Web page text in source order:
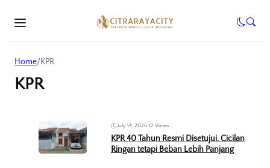
Home/KPR
KPR
July 14, 2026•12 Views
KPR 40 Tahun Resmi Disetujui, Cicilan
Ringan tetapi Beban Lebih Panjang